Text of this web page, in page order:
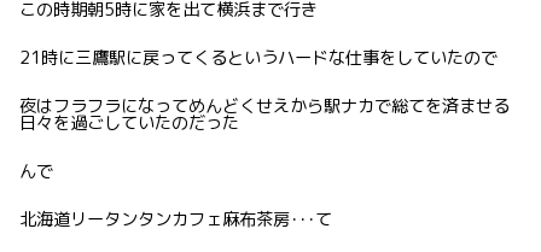
この時期朝5時に家を出て横浜まで行き
21時に三鷹駅に戻ってくるというハードな仕事をしていたので
夜はフラフラになってめんどくせえから駅ナカで総てを済ませる
日々を過ごしていたのだった
んで
北海道リータンタンカフェ麻布茶房･･･て